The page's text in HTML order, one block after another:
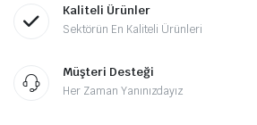
Kaliteli Ürünler
Sektörün En Kaliteli Ürünleri
Müşteri Desteği
Her Zaman Yanınızdayız